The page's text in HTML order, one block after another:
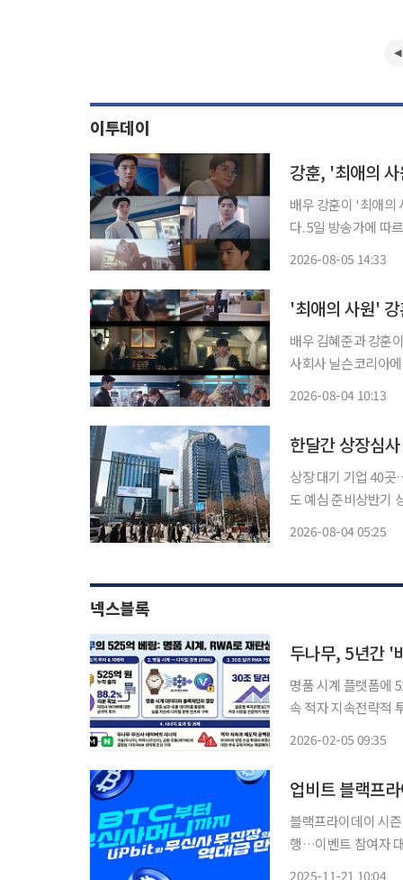
이투데이
강훈, '최애의
배우 강훈이 '최애의
다. 5일 방송가에 따르면 강훈은 tvN 월화드라마 '최애의 사원'에서 패션 플랫폼 '아펠로'의
2026-08-05 14:33
'최애의 사원'
배우 김혜준과 강훈이
사회사 닐슨코리아
2026-08-04 10:13
한달간 상장심
상장 대기 기업 40
도 예심 준비상반기 상장 17
2026-08-04 05:25
넥스블록
두나무, 5년간 '
명품 시계 플랫폼에
속 적자 지속전략적 투자 확장에 시선 집중
2026-02-05 09:35
업비트 블랙프
블랙프라이데이 시
행…이벤트 참여자 대상 추첨 통해
2025-11-21 10:04